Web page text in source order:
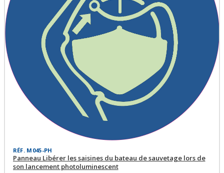
RÉF. M045-PH
Panneau Libérer les saisines du bateau de sauvetage lors de
son lancement photoluminescent